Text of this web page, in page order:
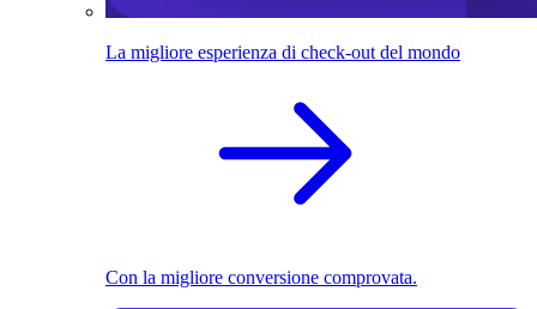
La migliore esperienza di check-out del mondo
Con la migliore conversione comprovata.